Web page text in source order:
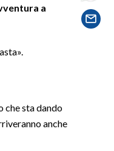
a
che sta dando
anche